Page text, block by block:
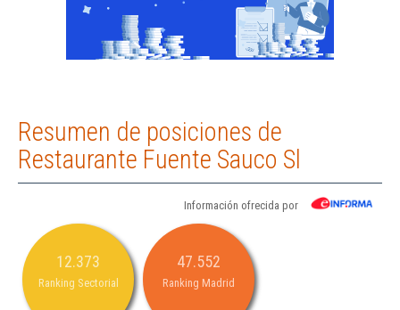
Resumen de posiciones de
Restaurante Fuente Sauco Sl
Información ofrecida por
12.373
Ranking Sectorial
47.552
Ranking Madrid